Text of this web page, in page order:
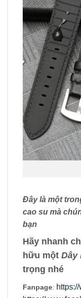
Đây là một
cao su mà
bạn
Hãy nhanh
hữu một Dây
trọng nhé
Fanpage: